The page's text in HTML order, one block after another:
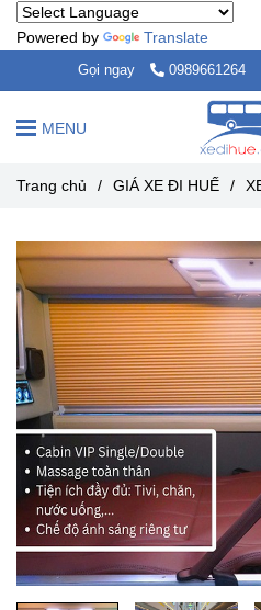
Powered by Translate
Gọi ngay 0989661264
MENU
Trang chủ / GIÁ XE ĐI HUẾ /